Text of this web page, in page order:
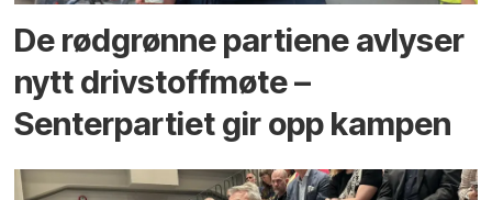
De rødgrønne partiene avlyser
nytt drivstoffmøte –
Senterpartiet gir opp kampen